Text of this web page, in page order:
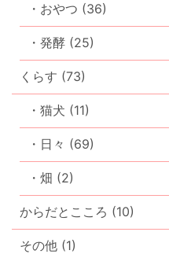
・おやつ (36)
・発酵 (25)
くらす (73)
・猫犬 (11)
・日々 (69)
・畑 (2)
からだとこころ (10)
その他 (1)